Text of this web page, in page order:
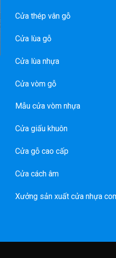
Cửa thép vân gỗ
Cửa lùa gỗ
Cửa lùa nhựa
Cửa vòm gỗ
Mẫu cửa vòm nhựa
Cửa giấu khuôn
Cửa gỗ cao cấp
Cửa cách âm
Xưởng sản xuất cửa nhựa